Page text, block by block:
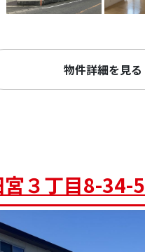
物件詳細を見る
３丁目8-34-5